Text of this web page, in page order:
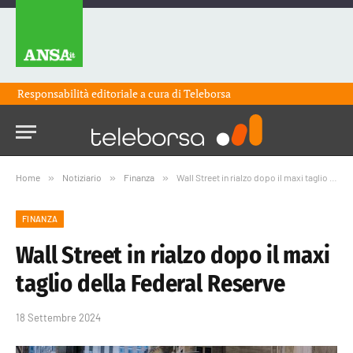
Responsabilità editoriale a cura diTeleborsa
Home » Notiziario » Finanza » Wall Street in rialzo dopo il maxi taglio della Federal Reserve
FINANZA
Wall Street in rialzo dopo il maxi
taglio della Federal Reserve
18 Settembre 2024